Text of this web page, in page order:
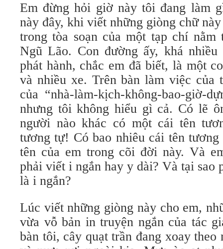
Em đừng hỏi giờ này tôi đang làm
này đây, khi viết những giòng chữ
trong tòa soạn của một tạp chí nằm
Ngũ Lão. Con đường ấy, khá
phát hành, chắc em đã biết, là một
và nhiều xe. Trên bàn làm việc của
của “nhà-làm-kịch-không-bao-giờ-
nhưng tôi không hiểu gì cả. Có lẽ
người nào khác có một cái tên
tương tự! Có bao nhiêu cái tên
tên của em trong cõi đời này. Và
phải viết i ngắn hay y dài? Và tại sao
là i ngắn?
Lúc viết những giòng này cho em,
vừa vỗ bản in truyện ngắn của tác
bàn tôi, cây quạt trần đang xoay theo